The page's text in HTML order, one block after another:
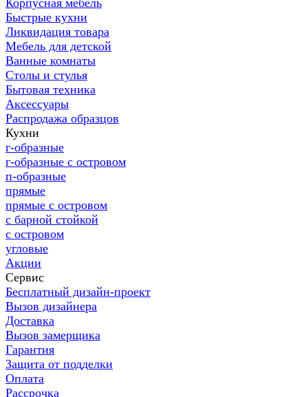
Корпусная мебель
Быстрые кухни
Ликвидация товара
Мебель для детской
Ванные комнаты
Столы и стулья
Бытовая техника
Аксессуары
Распродажа образцов
Кухни
г-образные
г-образные с островом
п-образные
прямые
прямые с островом
с барной стойкой
с островом
угловые
Акции
Сервис
Бесплатный дизайн-проект
Вызов дизайнера
Доставка
Вызов замерщика
Гарантия
Защита от подделки
Оплата
Рассрочка